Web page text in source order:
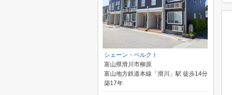
シェーン・ベルクⅠ
富山県滑川市柳原
富山地方鉄道本線「滑川」駅 徒歩14分
築17年